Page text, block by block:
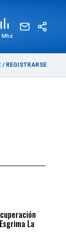
Mhz
/ REGISTRARSE
La